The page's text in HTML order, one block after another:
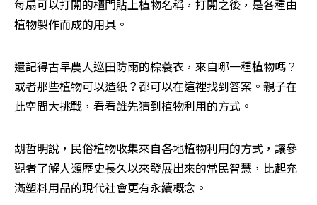
每扇可以打開的櫃門貼上植物名稱，打開之後，是各種由
植物製作而成的用具。
還記得古早農人巡田防雨的棕蓑衣，來自哪一種植物嗎？
或者那些植物可以造紙？都可以在這裡找到答案。親子在
此空間大挑戰，看看誰先猜到植物利用的方式。
胡哲明說，民俗植物收集來自各地植物利用的方式，讓參
觀者了解人類歷史長久以來發展出來的常民智慧，比起充
滿塑料用品的現代社會更有永續概念。